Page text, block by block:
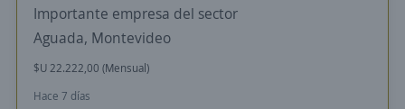
Importante empresa del sector
Aguada, Montevideo
$U 22.222,00 (Mensual)
Hace 7 días